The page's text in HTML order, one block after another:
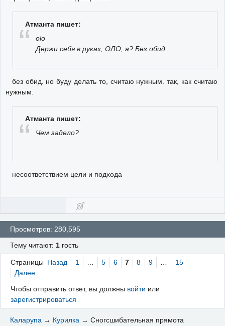
Атманта пишет:
olo
Держи себя в руках, ОЛО, а? Без обид
без обид. но буду делать то, считаю нужным. так, как считаю
нужным.
Атманта пишет:
Чем задело?
несоответствием цели и подхода
Просмотров: 280,595
Тему читают: 1 гость
Страницы Назад 1 5 6 7 8 9
15
Далее
Чтобы отправить ответ, вы должны войти или
зарегистрироваться
Каларупа → Курилка →Сногсшибательная прямота